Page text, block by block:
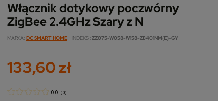
Włącznik dotykowy poczwórny
ZigBee 2.4GHz Szary z N
MARKA DC SMART HOME INDEKS ZZ075-W058-W158-ZB401NM(E)-GY
133,60 zł
0.0 ( 0)